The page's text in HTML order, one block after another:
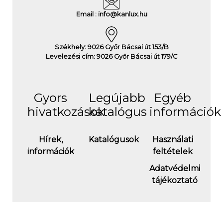
Email : info@kanlux.hu
Székhely: 9026 Győr Bácsai út 153/B
Levelezési cím: 9026 Győr Bácsai út 179/C
Gyors
hivatkozások
Hírek,
információk
Legújabb
katalógus
Katalógusok
Egyéb
információk
Használati
feltételek
Adatvédelmi
tájékoztató